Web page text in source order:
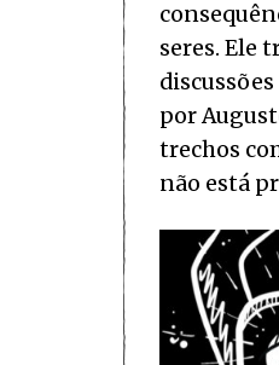
seres. Ele
por
trechos
não está